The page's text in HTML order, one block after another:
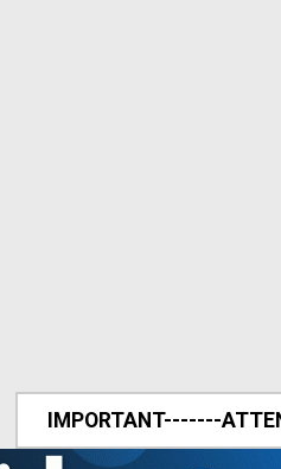
IMPORTANT-------